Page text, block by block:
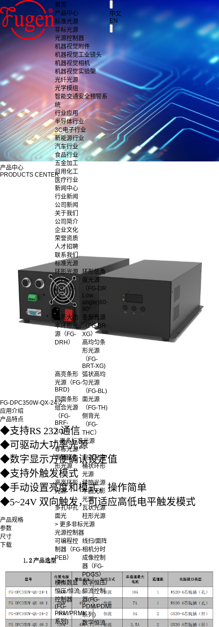
首页
产品中心
标准光源
非标光源
光源控制器
机器视觉附件
机器视觉工业镜头
机器视觉相机
机器视觉实验架
光纤光源
光学模组
智能交通安全预警系
统
行业应用
半导体行业
3C电子行业
新能源行业
汽车行业
食品行业
五金加工
日用化工
医疗行业
新闻中心
行业新闻
公司新闻
关于我们
公司简介
企业文化
荣誉资质
人才招聘
联系我们
标准光源
环形光源
（FG-
DR）0-
45°
环形低角
度光源
（FG-DR
Low
angle)60-
90°
高亮大功
率环形光
源（FG-
DRH）
条形光源
（FG-BR-
XG）
高均匀条
形光源
（FG-
BRT-XG)
高亮条形
光源（FG-
BRD)
弧状高均
匀光源
（FG-BL)
四面条形
组合光源
（FG-
BRF-
XG）
面光源
（FG-TH)
侧背光
（FG-
THC）
> 更多标准光源
非标光源
带角度方
形光源
跑道光源
桶状环形
光源
高亮环形
光源
缝隙光源
半圆无影
光源
多孔中孔
面光
瓦状光源
柱形光源
> 更多非标光源
光源控制器
可编程控
制器（FG-
PEB）
线扫/面阵
相机分时
成像控制
器（FG-
PDGS）
模拟数显
恒压/恒流
控制器
(FG-
PRM/PRMI
系列)
数字恒压/
恒流控制
器(FG-
PDM/PDMI
系列)
数字恒流
中文
EN
产品中心
PRODUCTS CENTER
FG-DPC350W-QX-24-2
应用介绍
产品特点
◆支持RS 232 通信
◆可驱动大功率光源
◆数字显示方便确认设定值
◆支持外触发模式
◆手动设置亮度和模式，操作简单
◆5~24V 双向触发，可适应高低电平触发模式
产品规格
参数
尺寸
下载